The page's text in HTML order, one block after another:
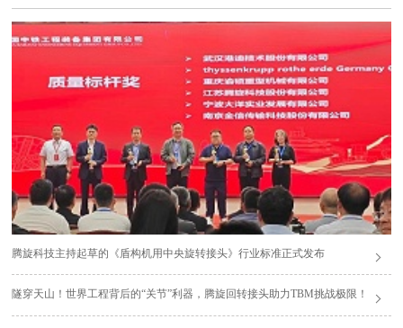
腾旋科技主持起草的《盾构机用中央旋转接头》行业标准正式发布
隧穿天山！世界工程背后的“关节”利器，腾旋回转接头助力TBM挑战极限！